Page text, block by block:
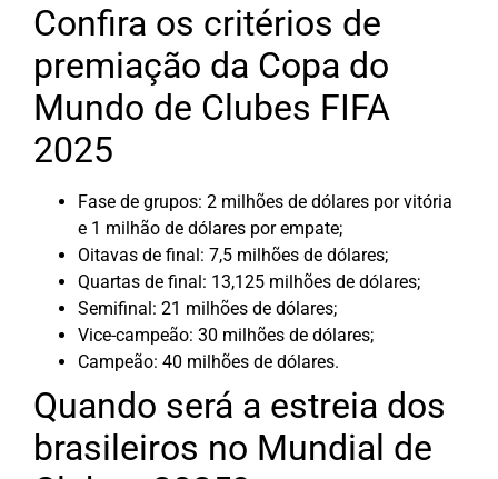
Confira os critérios de
premiação da Copa do
Mundo de Clubes FIFA
2025
Fase de grupos: 2 milhões de dólares por vitória
e 1 milhão de dólares por empate;
Oitavas de final: 7,5 milhões de dólares;
Quartas de final: 13,125 milhões de dólares;
Semifinal: 21 milhões de dólares;
Vice-campeão: 30 milhões de dólares;
Campeão: 40 milhões de dólares.
Quando será a estreia dos
brasileiros no Mundial de